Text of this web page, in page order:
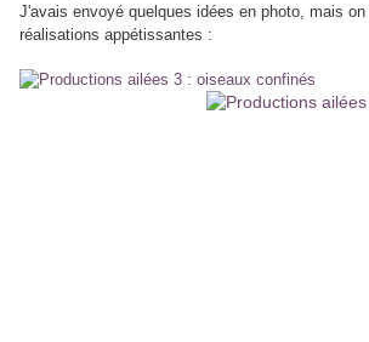
J'avais envoyé quelques idées en photo, mais
réalisations appétissantes :